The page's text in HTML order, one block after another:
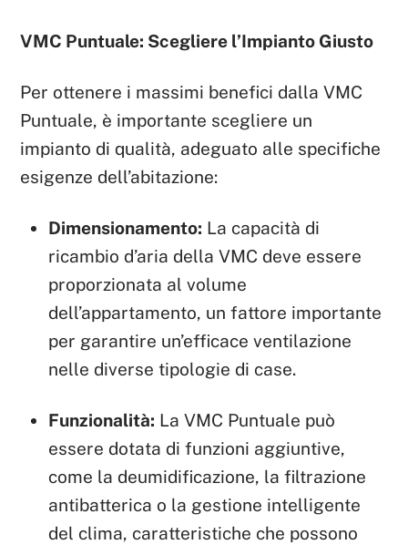
VMC Puntuale: Scegliere l’Impianto Giusto
Per ottenere i massimi benefici dalla VMC
Puntuale, è importante scegliere un
impianto di qualità, adeguato alle specifiche
esigenze dell’abitazione:
Dimensionamento: La capacità di
ricambio d’aria della VMC deve essere
proporzionata al volume
dell’appartamento, un fattore importante
per garantire un’efficace ventilazione
nelle diverse tipologie di case.
Funzionalità: La VMC Puntuale può
essere dotata di funzioni aggiuntive,
come la deumidificazione, la filtrazione
antibatterica o la gestione intelligente
del clima, caratteristiche che possono